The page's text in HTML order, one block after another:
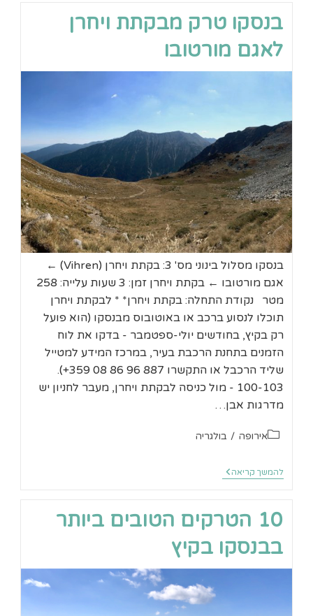
האגמים
בנסקו טרק מבקתת ויחרן
לאגם מורטובו
בנסקו מסלול בינוני מס' 3: בקתת ויחרן (Vihren) ←
אגם מורטובו ← בקתת ויחרן זמן: 3 שעות עלייה: 258
מטר נקודת התחלה: בקתת ויחרן* * לבקתת ויחרן
תוכלו לנסוע ברכב או באוטובוס מבנסקו (הוא פועל
רק בקיץ, בחודשים יולי-ספטמבר - בדקו את לוח
הזמנים בתחנת הרכבת בעיר, במרכז המידע למטייל
שליד הרכבל או התקשרו 887 96 86 08 359+).
100-103 - מול כניסה לבקתת ויחרן, מעבר לחניון יש
מדרגות אבן…
קטגוריה:
אירופה / בולגריה
להמשך קריאה בנסקו
טרק
לאגם
מורטובו
10 הטרקים הטובים ביותר
בבנסקו בקיץ